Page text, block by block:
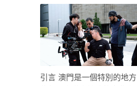
引言 澳門是一個特別的地